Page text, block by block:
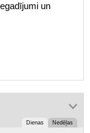
un
Dienas Nedēļas